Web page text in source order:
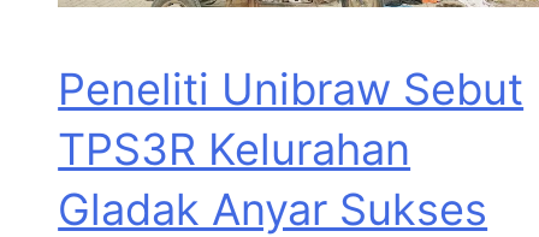
Peneliti Unibraw Sebut
TPS3R Kelurahan
Gladak Anyar Sukses